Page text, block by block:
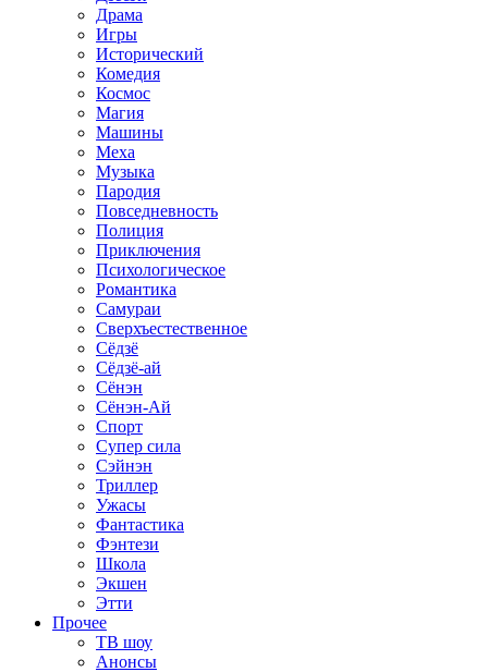
Драма
Игры
Исторический
Комедия
Космос
Магия
Машины
Меха
Музыка
Пародия
Повседневность
Полиция
Приключения
Психологическое
Романтика
Самураи
Сверхъестественное
Сёдзё
Сёдзё-ай
Сёнэн
Сёнэн-Ай
Спорт
Супер сила
Сэйнэн
Триллер
Ужасы
Фантастика
Фэнтези
Школа
Экшен
Этти
Прочее
ТВ шоу
Анонсы